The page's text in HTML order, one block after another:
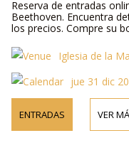
Reserva de entradas
Beethoven. Encuentra
los precios. Compre su
Iglesia de la
jue 31 dic
ENTRADAS VER